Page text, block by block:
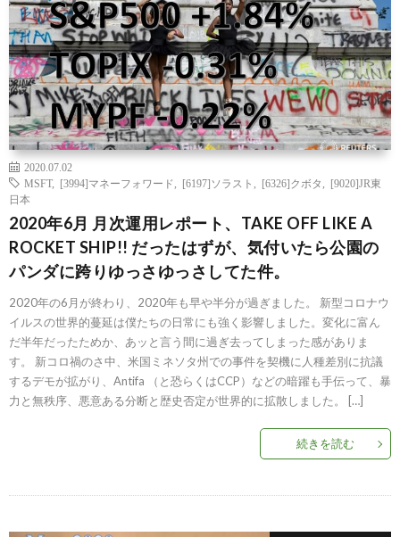
2020.07.02
MSFT, [3994]マネーフォワード [6197]ソラスト [6326]クボタ
[9020]JR東
日本
2020年6月 月次運用レポート、TAKE OFF LIKE A
ROCKET SHIP!! だったはずが、気付いたら公園の
パンダに跨りゆっさゆっさしてた件。
2020年の6月が終わり、2020年も早や半分が過ぎました。 新型コロナウ
イルスの世界的蔓延は僕たちの日常にも強く影響しました。変化に富ん
だ半年だったためか、あッと言う間に過ぎ去ってしまった感がありま
す。 新コロ禍のさ中、米国ミネソタ州での事件を契機に人種差別に抗議
するデモが拡がり、Antifa （と恐らくはCCP）などの暗躍も手伝って、暴
力と無秩序、悪意ある分断と歴史否定が世界的に拡散しました。 […]
続きを読む